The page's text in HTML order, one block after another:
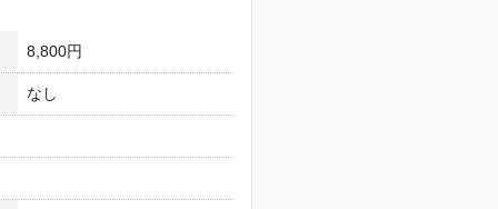
8,800円
なし